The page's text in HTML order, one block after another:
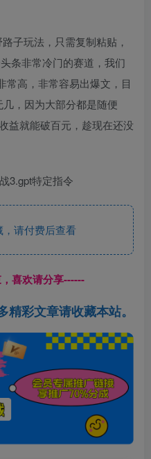
子玩法，只需复制粘贴，
条非常冷门的赛道，我们
常高，非常容易出爆文，目
，因为大部分都是随便
益就能破百元，趁现在还没
3.gpt特定指令
请付费后查看
喜欢请分享------
彩文章请收藏本站。